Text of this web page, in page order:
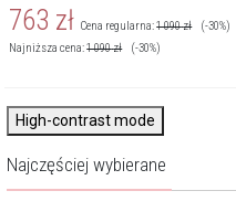
763 zł Cena regularna:1 090zł
(-30%)
Najniższa cena:1 090zł (-30%)
High-contrast mode
Najczęściej wybierane